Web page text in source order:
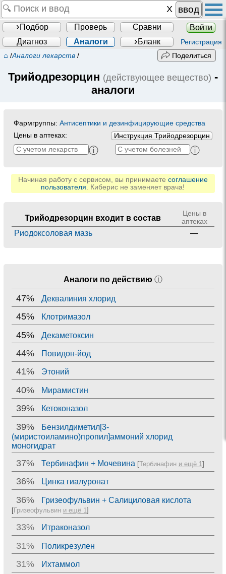
ввод
Подбор Проверь Сравни
Войти
Диагноз
Аналоги Бланк Регистрация
⌂ /Аналоги лекарств / Поделиться
Трийодрезорцин (действующее вещество) -
аналоги
Фармгруппы: Антисептики и дезинфицирующие средства
Цены в аптеках:
Инструкция Трийодрезорцин
ⓘ ⓘ
Начиная работу с сервисом, вы принимаете соглашение
пользователя. Киберис не заменяет врача!
Трийодрезорцин входит в состав
Цены в
аптеках
Риодоксоловая мазь —
Аналоги по действию ⓘ
47% Деквалиния хлорид
45% Клотримазол
45% Декаметоксин
44% Повидон-йод
41% Этоний
40% Мирамистин
39% Кетоконазол
39%
Бензилдиметил[3-
(миристоиламино)пропил]аммоний хлорид
моногидрат
37% Тербинафин + Мочевина [Тербинафин и ещё 1]
36% Цинка гиалуронат
36% Гризеофульвин + Салициловая кислота
[Гризеофульвин и ещё 1 ]
33% Итраконазол
31% Поликрезулен
31% Ихтаммол